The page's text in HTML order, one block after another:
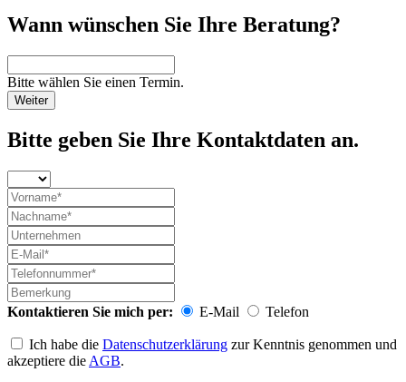
Wann wünschen Sie Ihre Beratung?
Bitte wählen Sie einen Termin.
Weiter
Bitte geben Sie Ihre Kontaktdaten an.
Kontaktieren Sie mich per: E-Mail Telefon
Ich habe die Datenschutzerklärung zur Kenntnis genommen und
akzeptiere die AGB.